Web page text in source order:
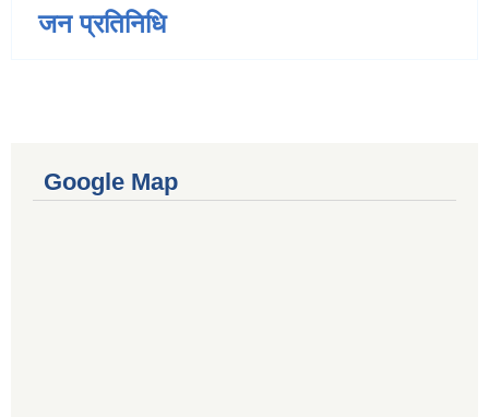
जन प्रतिनिधि
Google Map